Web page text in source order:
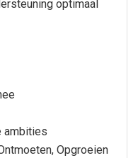
optimaal
ambities
Opgroeien